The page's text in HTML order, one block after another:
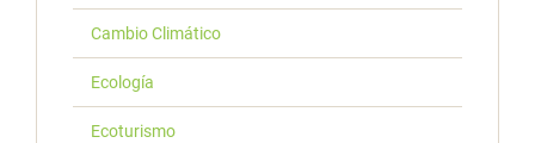
Cambio Climático
Ecología
Ecoturismo